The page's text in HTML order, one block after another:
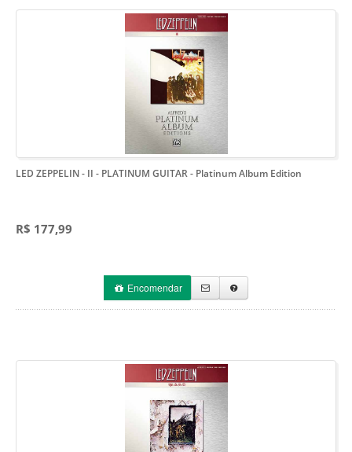
LED ZEPPELIN - II - PLATINUM GUITAR- Platinum Album Edition
R$ 177,99
Encomendar